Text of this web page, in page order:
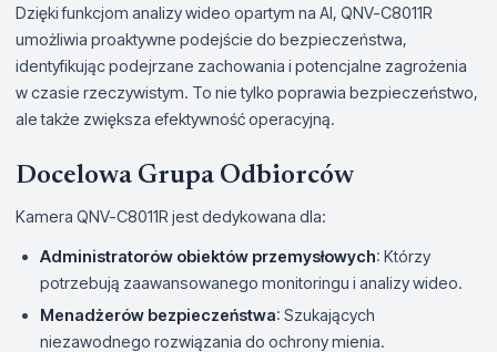
Dzięki funkcjom analizy wideo opartym na AI, QNV-C8011R
umożliwia proaktywne podejście do bezpieczeństwa,
identyfikując podejrzane zachowania i potencjalne zagrożenia
w czasie rzeczywistym. To nie tylko poprawia bezpieczeństwo,
ale także zwiększa efektywność operacyjną.
Docelowa Grupa Odbiorców
Kamera QNV-C8011R jest dedykowana dla:
Administratorów obiektów przemysłowych: Którzy
potrzebują zaawansowanego monitoringu i analizy wideo.
Menadżerów bezpieczeństwa: Szukających
niezawodnego rozwiązania do ochrony mienia.